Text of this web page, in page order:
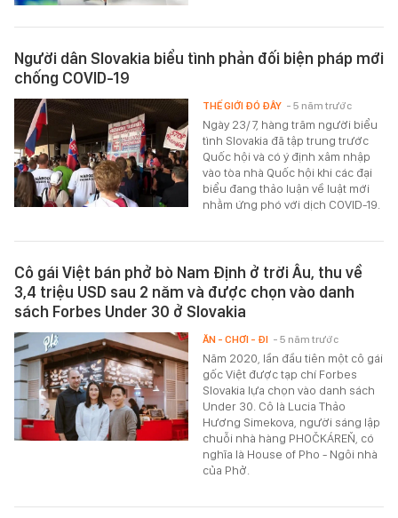
Người dân Slovakia biểu tình phản đối biện pháp mới
chống COVID-19
Ngày 23/7, hàng trăm người biểu
tình Slovakia đã tập trung trước
Quốc hội và có ý định xâm nhập
vào tòa nhà Quốc hội khi các đại
biểu đang thảo luận về luật mới
nhằm ứng phó với dịch COVID-19.
THẾ GIỚI ĐÓ ĐÂY - 5 năm trước
Cô gái Việt bán phở bò Nam Định ở trời Âu, thu về
3,4 triệu USD sau 2 năm và được chọn vào danh
sách Forbes Under 30 ở Slovakia
Năm 2020, lần đầu tiên một cô gái
gốc Việt được tạp chí Forbes
Slovakia lựa chọn vào danh sách
Under 30. Cô là Lucia Thảo
Hương Simekova, người sáng lập
chuỗi nhà hàng PHOČKÁREŇ, có
nghĩa là House of Pho - Ngôi nhà
của Phở.
ĂN - CHƠI - ĐI - 5 năm trước